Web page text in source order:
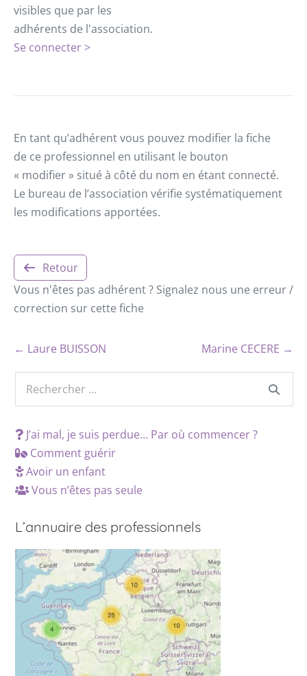
visibles que par les
adhérents de l'association.
Se connecter >
En tant qu’adhérent vous pouvez modifier la fiche
de ce professionnel en utilisant le bouton
« modifier » situé à côté du nom en étant connecté.
Le bureau de l’association vérifie systématiquement
les modifications apportées.
Retour
Vous n'êtes pas adhérent ? Signalez nous une erreur /
correction sur cette fiche
← Laure BUISSON Marine CECERE →
J’ai mal, je suis perdue… Par où commencer ?
Comment guérir
Avoir un enfant
Vous n’êtes pas seule
L’annuaire des professionnels